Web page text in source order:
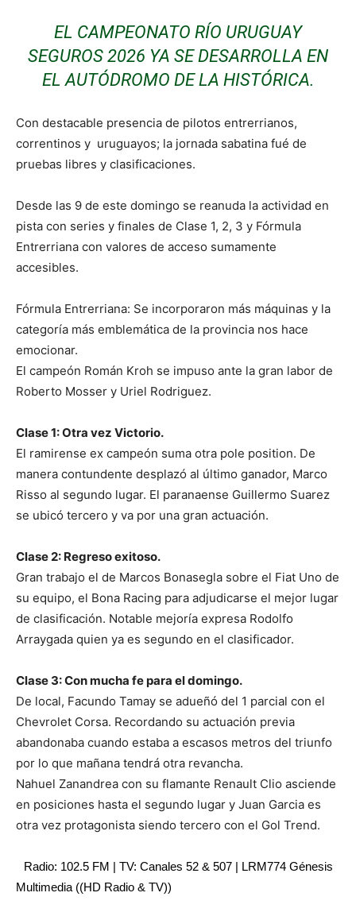
EL CAMPEONATO RÍO URUGUAY
SEGUROS 2026 YA SE DESARROLLA EN
EL AUTÓDROMO DE LA HISTÓRICA.
Con destacable presencia de pilotos entrerrianos,
correntinos y uruguayos; la jornada sabatina fué de
pruebas libres y clasificaciones.
Desde las 9 de este domingo se reanuda la actividad en
pista con series y finales de Clase 1, 2, 3 y Fórmula
Entrerriana con valores de acceso sumamente
accesibles.
Fórmula Entrerriana: Se incorporaron más máquinas y la
categoría más emblemática de la provincia nos hace
emocionar.
El campeón Román Kroh se impuso ante la gran labor de
Roberto Mosser y Uriel Rodriguez.
Clase 1: Otra vez Victorio.
El ramirense ex campeón suma otra pole position. De
manera contundente desplazó al último ganador, Marco
Risso al segundo lugar. El paranaense Guillermo Suarez
se ubicó tercero y va por una gran actuación.
Clase 2: Regreso exitoso.
Gran trabajo el de Marcos Bonasegla sobre el Fiat Uno de
su equipo, el Bona Racing para adjudicarse el mejor lugar
de clasificación. Notable mejoría expresa Rodolfo
Arraygada quien ya es segundo en el clasificador.
Clase 3: Con mucha fe para el domingo.
De local, Facundo Tamay se adueñó del 1 parcial con el
Chevrolet Corsa. Recordando su actuación previa
abandonaba cuando estaba a escasos metros del triunfo
por lo que mañana tendrá otra revancha.
Nahuel Zanandrea con su flamante Renault Clio asciende
en posiciones hasta el segundo lugar y Juan Garcia es
otra vez protagonista siendo tercero con el Gol Trend.
Radio: 102.5 FM | TV: Canales 52 & 507 | LRM774 Génesis
Multimedia ((HD Radio & TV))